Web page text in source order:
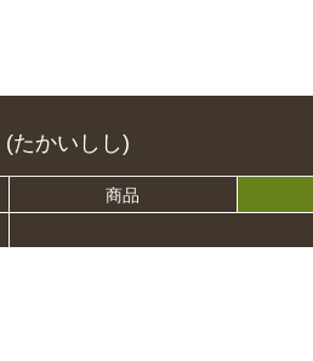
(たかいしし)
商品